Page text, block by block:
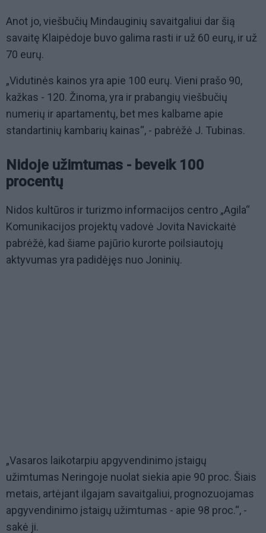
Anot jo, viešbučių Mindauginių savaitgaliui dar šią
savaitę Klaipėdoje buvo galima rasti ir už 60 eurų, ir už
70 eurų.
„Vidutinės kainos yra apie 100 eurų. Vieni prašo 90,
kažkas - 120. Žinoma, yra ir prabangių viešbučių
numerių ir apartamentų, bet mes kalbame apie
standartinių kambarių kainas“, - pabrėžė J. Tubinas.
Nidoje užimtumas - beveik 100
procentų
Nidos kultūros ir turizmo informacijos centro „Agila“
Komunikacijos projektų vadovė Jovita Navickaitė
pabrėžė, kad šiame pajūrio kurorte poilsiautojų
aktyvumas yra padidėjęs nuo Joninių.
„Vasaros laikotarpiu apgyvendinimo įstaigų
užimtumas Neringoje nuolat siekia apie 90 proc. Šiais
metais, artėjant ilgajam savaitgaliui, prognozuojamas
apgyvendinimo įstaigų užimtumas - apie 98 proc.“, -
sakė ji.